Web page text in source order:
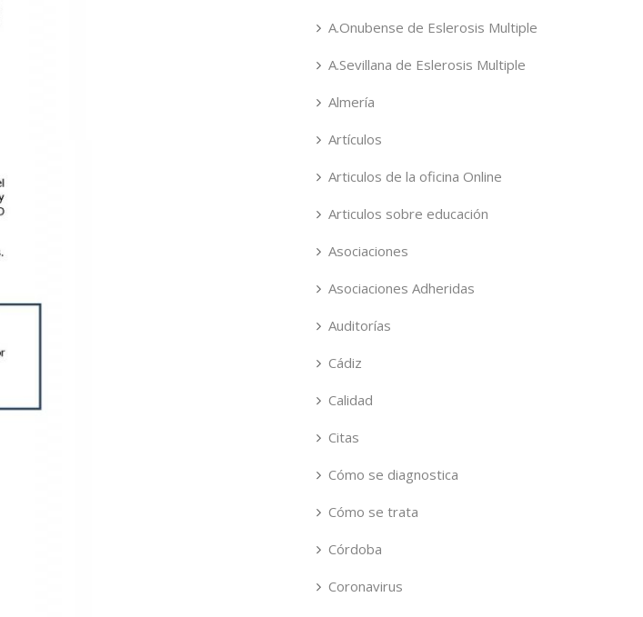
A.Onubense de Eslerosis Multiple
A.Sevillana de Eslerosis Multiple
Almería
Artículos
Articulos de la oficina Online
Articulos sobre educación
Asociaciones
Asociaciones Adheridas
Auditorías
Cádiz
Calidad
Citas
Cómo se diagnostica
Cómo se trata
Córdoba
Coronavirus